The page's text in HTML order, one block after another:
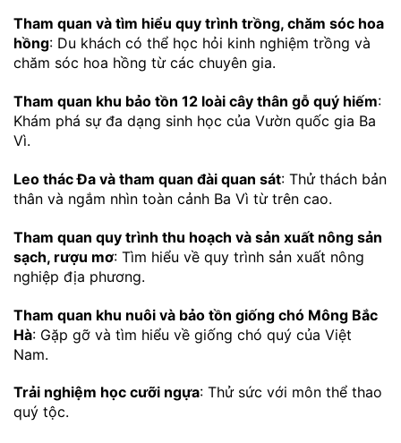
Tham quan và tìm hiểu quy trình trồng, chăm sóc hoa
hồng: Du khách có thể học hỏi kinh nghiệm trồng và
chăm sóc hoa hồng từ các chuyên gia.
Tham quan khu bảo tồn 12 loài cây thân gỗ quý hiếm:
Khám phá sự đa dạng sinh học của Vườn quốc gia Ba
Vì.
Leo thác Đa và tham quan đài quan sát: Thử thách bản
thân và ngắm nhìn toàn cảnh Ba Vì từ trên cao.
Tham quan quy trình thu hoạch và sản xuất nông sản
sạch, rượu mơ: Tìm hiểu về quy trình sản xuất nông
nghiệp địa phương.
Tham quan khu nuôi và bảo tồn giống chó Mông Bắc
Hà: Gặp gỡ và tìm hiểu về giống chó quý của Việt
Nam.
Trải nghiệm học cưỡi ngựa: Thử sức với môn thể thao
quý tộc.